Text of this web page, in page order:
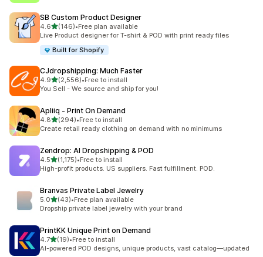
SB Custom Product Designer
4.65つ星中
(146)
合計レビュー数：146件
•Free plan available
Live Product designer for T-shirt & POD with print ready files
Built for Shopify
CJdropshipping: Much Faster
4.95つ星中
(2,556)
合計レビュー数：2556件
•Free to install
You Sell - We source and ship for you!
Apliiq ‑ Print On Demand
4.85つ星中
(294)
合計レビュー数：294件
•Free to install
Create retail ready clothing on demand with no minimums
Zendrop: AI Dropshipping & POD
4.55つ星中
(1,175)
合計レビュー数：1175件
•Free to install
High-profit products. US suppliers. Fast fulfillment. POD.
Branvas Private Label Jewelry
5.05つ星中
(43)
合計レビュー数：43件
•Free plan available
Dropship private label jewelry with your brand
PrintKK Unique Print on Demand
4.75つ星中
(19)
合計レビュー数：19件
•Free to install
AI-powered POD designs, unique products, vast catalog—updated